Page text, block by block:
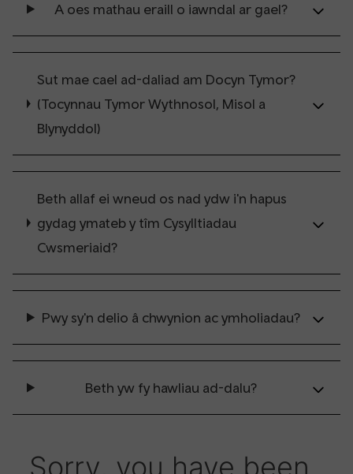
A oes mathau eraill o iawndal ar gael?
Sut mae cael ad-daliad am Docyn Tymor?
(Tocynnau Tymor Wythnosol, Misol a
Blynyddol)
Beth allaf ei wneud os nad ydw i'n hapus
gydag ymateb y tîm Cysylltiadau
Cwsmeriaid?
Pwy sy'n delio â chwynion ac ymholiadau?
Beth yw fy hawliau ad-dalu?